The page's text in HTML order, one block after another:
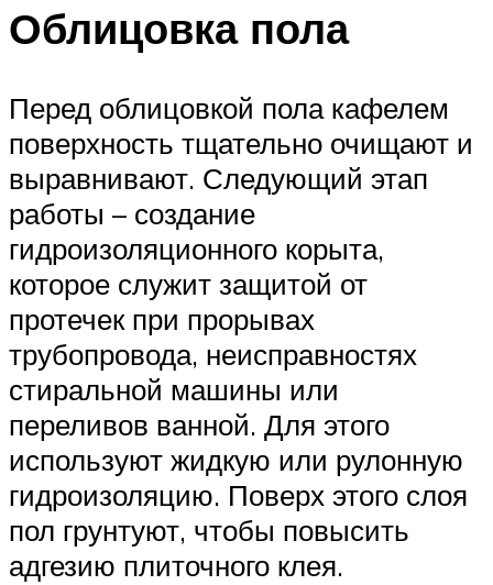
Облицовка пола
Перед облицовкой пола кафелем
поверхность тщательно очищают и
выравнивают. Следующий этап
работы – создание
гидроизоляционного корыта,
которое служит защитой от
протечек при прорывах
трубопровода, неисправностях
стиральной машины или
переливов ванной. Для этого
используют жидкую или рулонную
гидроизоляцию. Поверх этого слоя
пол грунтуют, чтобы повысить
адгезию плиточного клея.